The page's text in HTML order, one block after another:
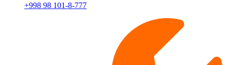
+998 98 101-8-777